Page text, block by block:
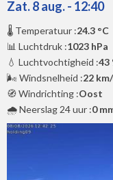
Zat. 8 aug. - 12:40
🌡️ Temperatuur :24.3 °C
📊 Luchtdruk :1023 hPa
💧 Luchtvochtigheid :43
🌬️ Windsnelheid :22
🧭 Windrichting :Oost
🌧️ Neerslag 24 uur :0